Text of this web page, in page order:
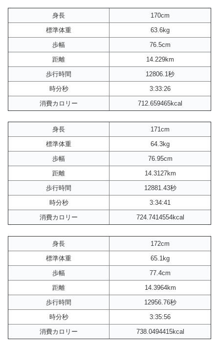
身長
170cm
標準体重
63.6kg
歩幅
76.5cm
距離
14.229km
歩行時間
12806.1秒
時分秒
3:33:26
消費カロリー
712.659465kcal
身長
171cm
標準体重
64.3kg
歩幅
76.95cm
距離
14.3127km
歩行時間
12881.43秒
時分秒
3:34:41
消費カロリー
724.7414554kcal
身長
172cm
標準体重
65.1kg
歩幅
77.4cm
距離
14.3964km
歩行時間
12956.76秒
時分秒
3:35:56
消費カロリー
738.0494415kcal